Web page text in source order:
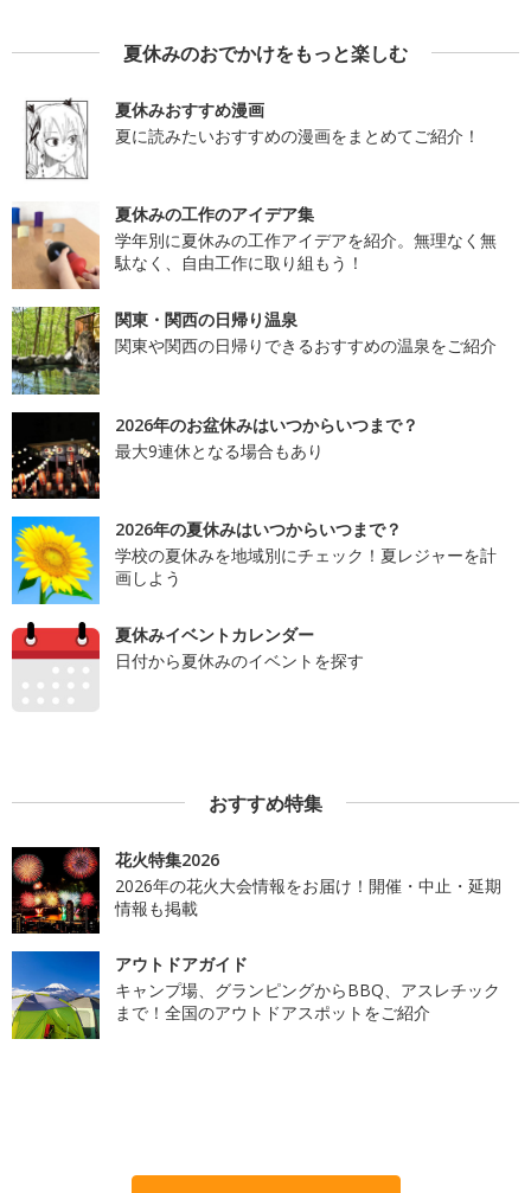
夏休みのおでかけをもっと楽しむ
夏休みおすすめ漫画
夏に読みたいおすすめの漫画をまとめてご紹介！
夏休みの工作のアイデア集
学年別に夏休みの工作アイデアを紹介。無理なく無
駄なく、自由工作に取り組もう！
関東・関西の日帰り温泉
関東や関西の日帰りできるおすすめの温泉をご紹介
2026年のお盆休みはいつからいつまで？
最大9連休となる場合もあり
2026年の夏休みはいつからいつまで？
学校の夏休みを地域別にチェック！夏レジャーを計
画しよう
夏休みイベントカレンダー
日付から夏休みのイベントを探す
おすすめ特集
花火特集2026
2026年の花火大会情報をお届け！開催・中止・延期
情報も掲載
アウトドアガイド
キャンプ場、グランピングからBBQ、アスレチック
まで！全国のアウトドアスポットをご紹介